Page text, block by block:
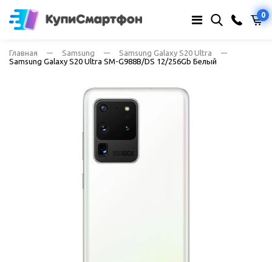
0
Главная Samsung
Samsung Galaxy S20 Ultra
Samsung Galaxy S20 Ultra SM-G988B/DS 12/256Gb Белый